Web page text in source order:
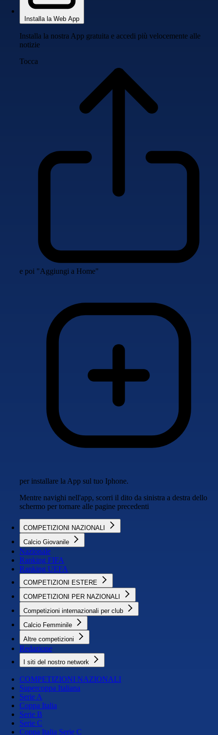
Installa la Web App
Installa la nostra App gratuita e accedi più velocemente alle
notizie
Tocca
e poi "Aggiungi a Home"
per installare la App sul tuo Iphone.
Mentre navighi nell'app, scorri il dito da sinistra a destra dello
schermo per tornare alle pagine precedenti
COMPETIZIONI NAZIONALI
Calcio Giovanile
Nazionale
Ranking FIFA
Ranking UEFA
COMPETIZIONI ESTERE
COMPETIZIONI PER NAZIONALI
Competizioni internazionali per club
Calcio Femminile
Altre competizioni
Redazione
I siti del nostro network
COMPETIZIONI NAZIONALI
Supercoppa Italiana
Serie A
Coppa Italia
Serie B
Serie C
Coppa Italia Serie C